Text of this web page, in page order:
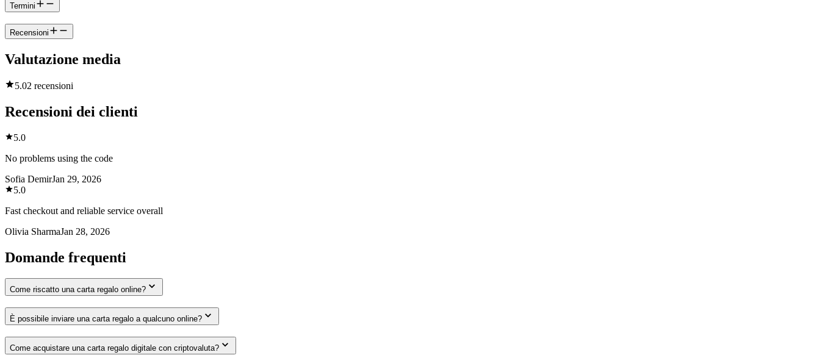
Termini
Recensioni
Valutazione media
5.02 recensioni
Recensioni dei clienti
5.0
No problems using the code
Sofia DemirJan 29, 2026
5.0
Fast checkout and reliable service overall
Olivia SharmaJan 28, 2026
Domande frequenti
Come riscatto una carta regalo online?
È possibile inviare una carta regalo a qualcuno online?
Come acquistare una carta regalo digitale con criptovaluta?